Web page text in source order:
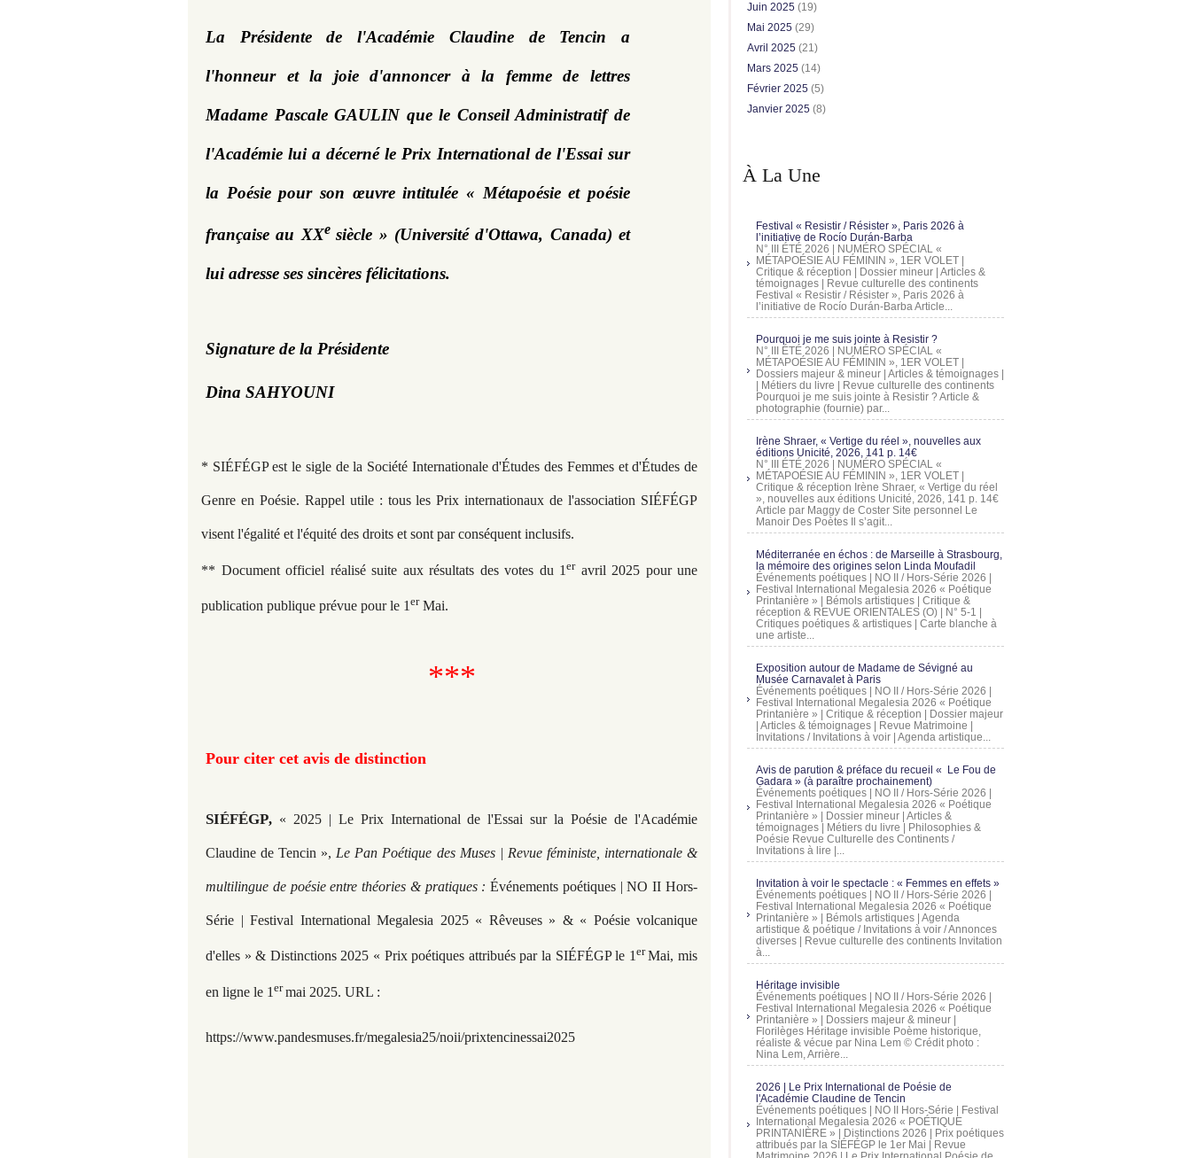
La Présidente de l'Académie Claudine de Tencin a
l'honneur et la joie d'annoncer à la femme de lettres
Madame Pascale GAULIN que le Conseil Administratif de
l'Académie lui a décerné le Prix International de l'Essai sur
la Poésie pour son œuvre intitulée « Métapoésie et poésie
française au XXe siècle » (Université d'Ottawa, Canada) et
lui adresse ses sincères félicitations.
Signature de la Présidente
Dina SAHYOUNI
* SIÉFÉGP est le sigle de la Société Internationale d'Études des Femmes et d'Études de
Genre en Poésie. Rappel utile : tous les Prix internationaux de l'association SIÉFÉGP
visent l'égalité et l'équité des droits et sont par conséquent inclusifs.
** Document officiel réalisé suite aux résultats des votes du 1 eravril 2025 pour une
publication publique prévue pour le 1 erMai.
***
Pour citer cet avis de distinction
SIÉFÉGP, « 2025 | Le Prix International de l'Essai sur la Poésie de l'Académie
Claudine de Tencin », Le Pan Poétique des Muses | Revue féministe, internationale &
multilingue de poésie entre théories & pratiques :Événements poétiques | NO II Hors-
Série | Festival International Megalesia 2025 « Rêveuses » & « Poésie volcanique
d'elles » & Distinctions 2025 « Prix poétiques attribués par la SIÉFÉGP le 1erMai, mis
en ligne le 1 ermai 2025. URL :
https://www.pandesmuses.fr/megalesia25/noii/prixtencinessai2025
Juin 2025 (19)
Mai 2025 (29)
Avril 2025 (21)
Mars 2025 (14)
Février 2025 (5)
Janvier 2025 (8)
À La Une
Festival « Resistir / Résister », Paris 2026 à
l’initiative de Rocío Durán-Barba
N° III ÉTÉ 2026 | NUMÉRO SPÉCIAL «
MÉTAPOÉSIE AU FÉMININ », 1ER VOLET |
Critique & réception | Dossier mineur | Articles &
témoignages | Revue culturelle des continents
Festival « Resistir / Résister », Paris 2026 à
l’initiative de Rocío Durán-Barba Article...
Pourquoi je me suis jointe à Resistir ?
N° III ÉTÉ 2026 | NUMÉRO SPÉCIAL «
MÉTAPOÉSIE AU FÉMININ », 1ER VOLET |
Dossiers majeur & mineur | Articles & témoignages |
| Métiers du livre | Revue culturelle des continents
Pourquoi je me suis jointe à Resistir ? Article &
photographie (fournie) par...
Irène Shraer, « Vertige du réel », nouvelles aux
éditions Unicité, 2026, 141 p. 14€
N° III ÉTÉ 2026 | NUMÉRO SPÉCIAL «
MÉTAPOÉSIE AU FÉMININ », 1ER VOLET |
Critique & réception Irène Shraer, « Vertige du réel
», nouvelles aux éditions Unicité, 2026, 141 p. 14€
Article par Maggy de Coster Site personnel Le
Manoir Des Poètes Il s’agit...
Méditerranée en échos : de Marseille à Strasbourg,
la mémoire des origines selon Linda Moufadil
Événements poétiques | NO II / Hors-Série 2026 |
Festival International Megalesia 2026 « Poétique
Printanière » | Bémols artistiques | Critique &
réception & REVUE ORIENTALES (O) | N° 5-1 |
Critiques poétiques & artistiques | Carte blanche à
une artiste...
Exposition autour de Madame de Sévigné au
Musée Carnavalet à Paris
Événements poétiques | NO II / Hors-Série 2026 |
Festival International Megalesia 2026 « Poétique
Printanière » | Critique & réception | Dossier majeur
| Articles & témoignages | Revue Matrimoine |
Invitations / Invitations à voir | Agenda artistique...
Avis de parution & préface du recueil « Le Fou de
Gadara » (à paraître prochainement)
Événements poétiques | NO II / Hors-Série 2026 |
Festival International Megalesia 2026 « Poétique
Printanière » | Dossier mineur | Articles &
témoignages | Métiers du livre | Philosophies &
Poésie Revue Culturelle des Continents /
Invitations à lire |...
Invitation à voir le spectacle : « Femmes en effets »
Événements poétiques | NO II / Hors-Série 2026 |
Festival International Megalesia 2026 « Poétique
Printanière » | Bémols artistiques | Agenda
artistique & poétique / Invitations à voir / Annonces
diverses | Revue culturelle des continents Invitation
à...
Héritage invisible
Événements poétiques | NO II / Hors-Série 2026 |
Festival International Megalesia 2026 « Poétique
Printanière » | Dossiers majeur & mineur |
Florilèges Héritage invisible Poème historique,
réaliste & vécue par Nina Lem © Crédit photo :
Nina Lem, Arrière...
2026 | Le Prix International de Poésie de
l'Académie Claudine de Tencin
Événements poétiques | NO II Hors-Série | Festival
International Megalesia 2026 « POÉTIQUE
PRINTANIÈRE » | Distinctions 2026 | Prix poétiques
attribués par la SIÉFÉGP le 1er Mai | Revue